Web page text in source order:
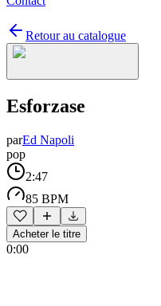
Retour au catalogue
Esforzase
parEd Napoli
pop
2:47
85 BPM
Acheter le titre
0:00